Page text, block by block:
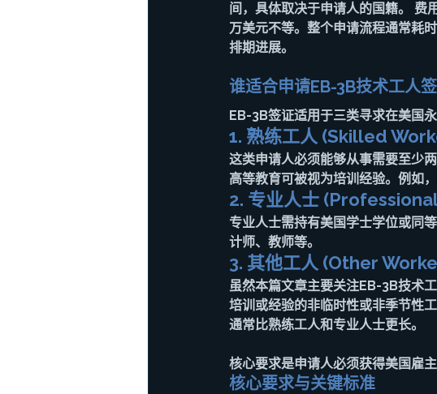
间，具体取决于申请人的国籍。
费
万美元不等。整个申请流程通常耗
排期进展。
谁适合申请EB-3B技术工人签
EB-3B签证适用于三类寻求在美国永
1. 熟练工人 (Skilled
这类申请人必须能够从事需要至少
高等教育可被视为培训经验。例如
2. 专业人士
专业人士需持有美国学士学位或同
计师、教师等。
3. 其他工人 (Other
虽然本篇文章主要关注EB-3B技术
培训或经验的非临时性或非季节性
通常比熟练工人和专业人士更长。
核心要求是申请人必须获得美国雇
核心要求与关键标准